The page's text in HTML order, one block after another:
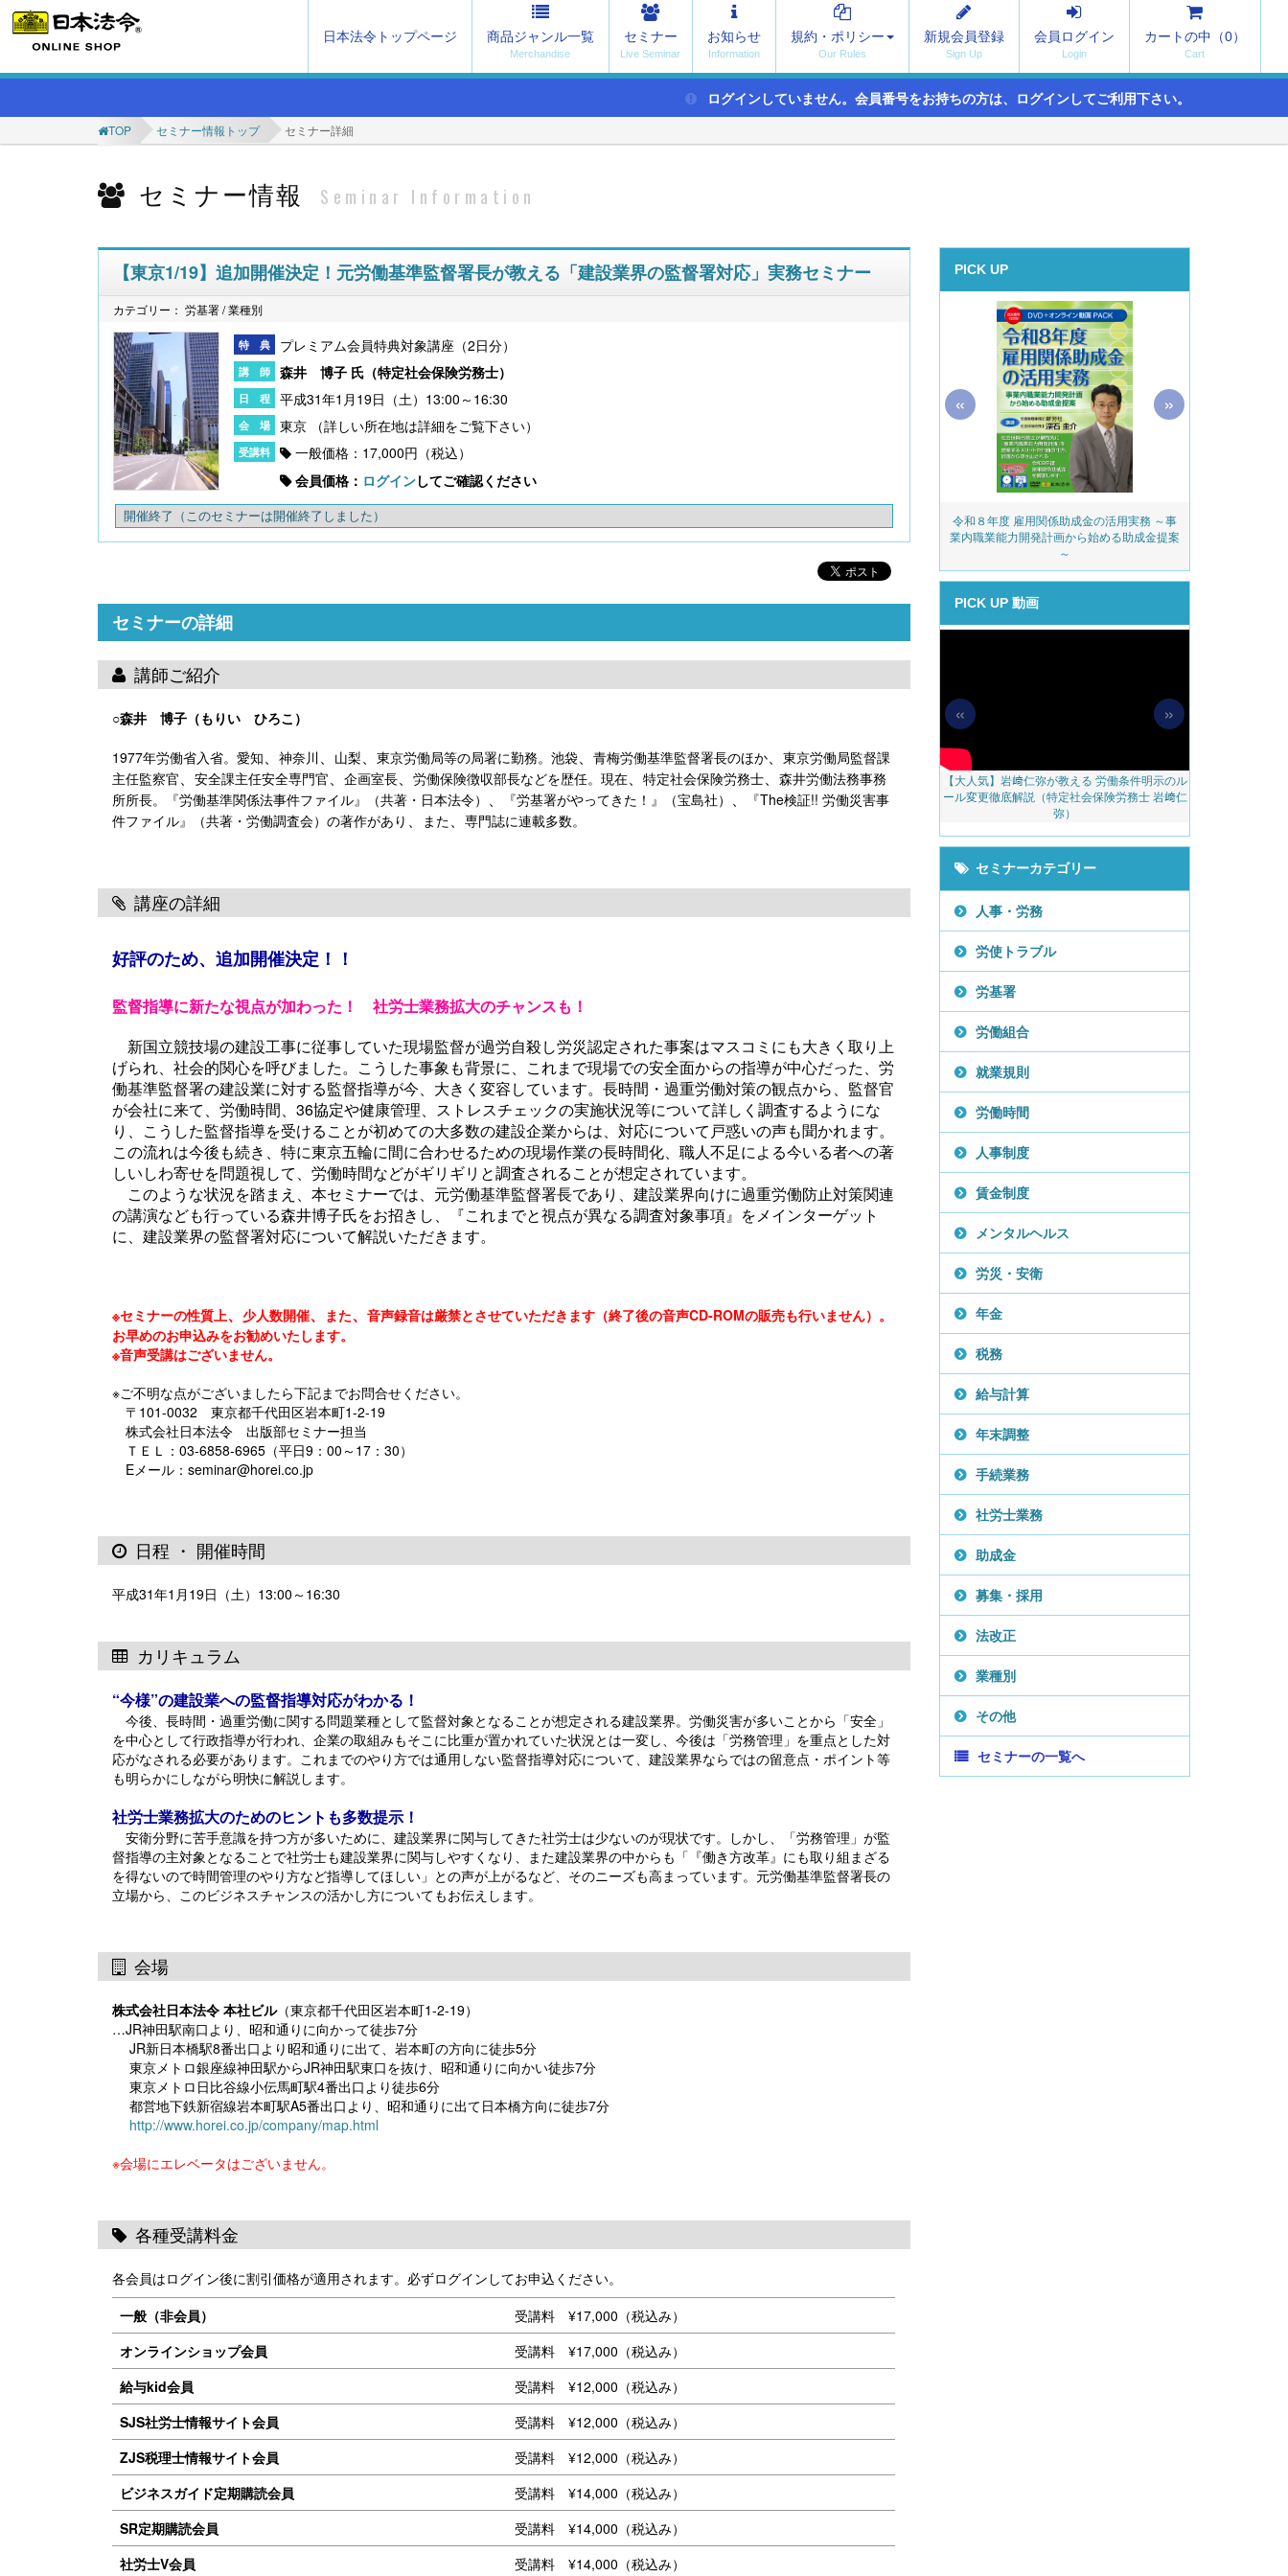
日本法令トップページ 商品ジャンル一覧 セミナー お知らせ 規約・ポリシー 新規会員登録 会員ログイン カートの中（0）
ログインしていません。会員番号をお持ちの方は、ログインしてご利用下さい。
TOP セミナー情報トップ セミナー詳細
セミナー情報 Seminar Information
【東京1/19】追加開催決定！元労働基準監督署長が教える「建設業界の監督署対応」実務セミナー
カテゴリー： 労基署 / 業種別
プレミアム会員特典対象講座（2日分）
森井 博子 氏（特定社会保険労務士）
平成31年1月19日（土）13:00～16:30
東京
一般価格：17,000円（税込）
会員価格： ログインしてご確認ください
開催終了 （このセミナーは開催終了しました）
セミナーの詳細
講師ご紹介
○森井 博子（もりい ひろこ）
1977年労働省入省。愛知、 神奈川、 山梨、 東京労働局等の局署に勤務。池袋、 青梅労働基準監督署長のほか、 東京労働局監督課
主任監察官、 安全課主任安全専門官、 企画室長、 労働保険徴収部長などを歴任。現在、 特定社会保険労務士、 森井労働法務事務
所所長。『労働基準関係法事件ファイル』（共著・日本法令） 、 『労基署がやってきた！』（宝島社） 、
『The検証!! 労働災害事
件ファイル』（共著・労働調査会）の著作があり 、 また、 専門誌に連載多数。
講座の詳細
好評のため、追加開催決定！！
監督指導に新たな視点が加わった！ 社労士業務拡大のチャンスも！
新国立競技場の建設工事に従事していた現場監督が過労自殺し労災認定された事案はマスコミにも大きく取り上
げられ、社会的関心を呼びました。こうした事象も背景に、これまで現場での安全面からの指導が中心だった、労
働基準監督署の建設業に対する監督指導が今、大きく変容しています。長時間・過重労働対策の観点から、監督官
が会社に来て、労働時間、36協定や健康管理、ストレスチェックの実施状況等について詳しく調査するようにな
り、こうした監督指導を受けることが初めての大多数の建設企業からは、対応について戸惑いの声も聞かれます。
この流れは今後も続き、特に東京五輪に間に合わせるための現場作業の長時間化、職人不足による今いる者への著
しいしわ寄せを問題視して、労働時間などがギリギリと調査されることが想定されています。
このような状況を踏まえ、本セミナーでは、元労働基準監督署長であり、建設業界向けに過重労働防止対策関連
の講演なども行っている森井博子氏をお招きし、『これまでと視点が異なる調査対象事項』をメインターゲット
に、建設業界の監督署対応について解説いただきます。
※セミナーの性質上、 少人数開催、 また、 音声録音は厳禁とさせていただきます（終了後の音声CD-ROMの販売も行いません）。
お早めのお申込みをお勧めいたします。
※音声受講はございません。
※ご不明な点がございましたら下記までお問合せください。
〒101-0032 東京都千代田区岩本町1-2-19
株式会社日本法令 出版部セミナー担当
ＴＥＬ：03-6858-6965（平日9：00～17：30）
Eメール：seminar@horei.co.jp
日程 ・ 開催時間
平成31年1月19日（土）13:00～16:30
カリキュラム
“今様”の建設業への監督指導対応がわかる！
今後、長時間・過重労働に関する問題業種として監督対象となることが想定される建設業界。労働災害が多いことから「安全」
を中心として行政指導が行われ、企業の取組みもそこに比重が置かれていた状況とは一変し、今後は「労務管理」を重点とした対
応がなされる必要があります。これまでのやり方では通用しない監督指導対応について、建設業界ならではの留意点・ポイント等
も明らかにしながら明快に解説します。
社労士業務拡大のためのヒントも多数提示！
安衛分野に苦手意識を持つ方が多いために、建設業界に関与してきた社労士は少ないのが現状です。しかし、「労務管理」が監
督指導の主対象となることで社労士も建設業界に関与しやすくなり、また建設業界の中からも「『働き方改革』にも取り組まざる
を得ないので時間管理のやり方など指導してほしい」との声が上がるなど、そのニーズも高まっています。元労働基準監督署長の
立場から、このビジネスチャンスの活かし方についてもお伝えします。
会場
株式会社日本法令 本社ビル（東京都千代田区岩本町1-2-19）
…JR神田駅南口より、昭和通りに向かって徒歩7分
JR新日本橋駅8番出口より昭和通りに出て、岩本町の方向に徒歩5分
東京メトロ銀座線神田駅からJR神田駅東口を抜け、昭和通りに向かい徒歩7分
東京メトロ日比谷線小伝馬町駅4番出口より徒歩6分
都営地下鉄新宿線岩本町駅A5番出口より、昭和通りに出て日本橋方向に徒歩7分
http://www.horei.co.jp/company/map.html
※会場にエレベータはございません。
各種受講料金
各会員はログイン後に割引価格が適用されます。必ずログインしてお申込ください。
一般（非会員）
受講料 ¥17,000（税込み）
オンラインショップ会員
受講料 ¥17,000（税込み）
給与kid会員
受講料 ¥12,000（税込み）
SJS社労士情報サイト会員
受講料 ¥12,000（税込み）
ZJS税理士情報サイト会員
受講料 ¥12,000（税込み）
ビジネスガイド定期購読会員
受講料 ¥14,000（税込み）
SR定期購読会員
受講料 ¥14,000（税込み）
社労士V会員
受講料 ¥14,000（税込み）
PICK UP
〔改訂版〕Excelでできる 産前産後休業・育
令和８年度 雇用関係助成金の活用実務 ～事
業内職業能力開発計画から始める助成金提案
～
« »
PICK UP 動画
無料配信】技能実習廃止・新制度移行、特定技
能２号の対象拡大･･･ 改正対応＆社労士のコンサ
ル 外国人雇用実務研究会【橋本ゼミ】第3ク
ール の見どころ
【大注目】令和６年度 介護事業所の処遇改善加
算・補助金の実務（介護人材コンサルタント
栗原知女）
【採用ゼミ】士業のための顧問料アップをかな
える採用支援コンサル講座のご案内
【大人気】岩﨑仁弥が教える 労働条件明示のル
ール変更徹底解説（特定社会保険労務士 岩﨑仁
弥）
算・補助金の実務（介護人材コンサルタント
« »
セミナーカテゴリー
人事・労務
労使トラブル
労基署
労働組合
就業規則
労働時間
人事制度
賃金制度
メンタルヘルス
労災・安衛
年金
税務
給与計算
年末調整
手続業務
社労士業務
助成金
募集・採用
法改正
業種別
その他
セミナーの一覧へ